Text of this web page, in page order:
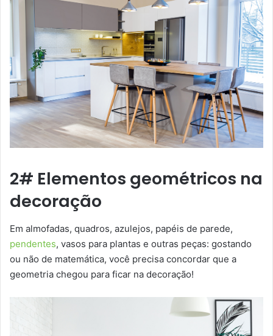
2# Elementos geométricos na
decoração
Em almofadas, quadros, azulejos, papéis de parede,
pendentes, vasos para plantas e outras peças: gostando
ou não de matemática, você precisa concordar que a
geometria chegou para ficar na decoração!